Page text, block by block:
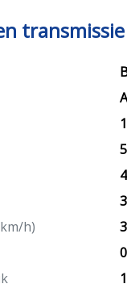
transmissie
h)